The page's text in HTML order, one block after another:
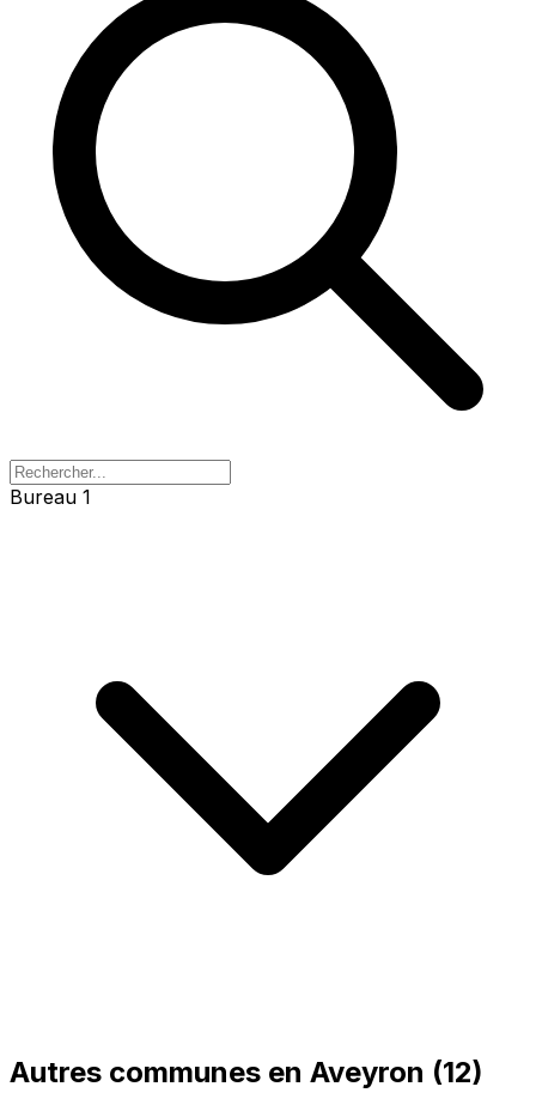
Bureau 1
Autres communes en Aveyron (12)